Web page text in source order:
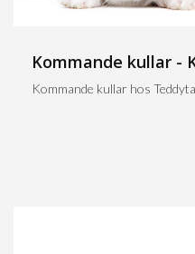
Kommande kullar -
Kommande kullar hos